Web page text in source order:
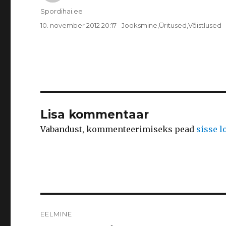
Autor
Spordihai.ee
Postitatud
10. november 2012 20:17 Rubriigid
Jooksmine Üritused ,Võistlused
Lisa kommentaar
Vabandust, kommenteerimiseks pead sisse
EELMINE